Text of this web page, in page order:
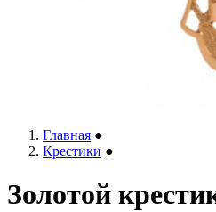
Главная ●
Крестики ●
Золотой